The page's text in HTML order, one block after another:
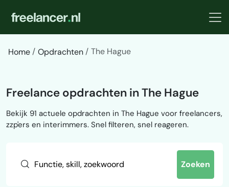
Home Opdrachten The Hague
Freelance opdrachten in The Hague
Bekijk 91 actuele opdrachten in The Hague voor freelancers,
zzp'ers en interimmers. Snel filteren, snel reageren.
Zoeken